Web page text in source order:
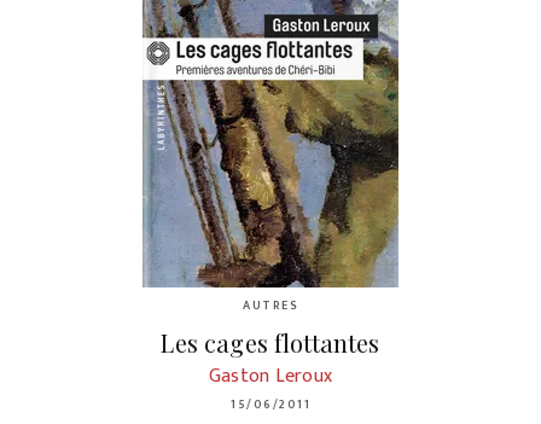
AUTRES
Les cages flottantes
Gaston Leroux
15/06/2011